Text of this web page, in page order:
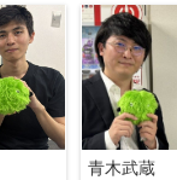
青木武蔵